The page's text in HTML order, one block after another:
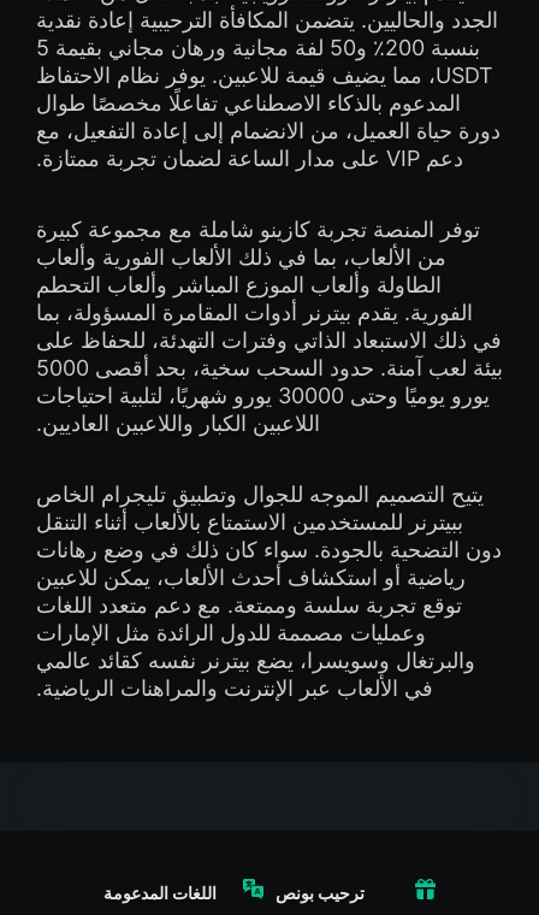
الجدد والحاليين. يتضمن المكافأة الترحيبية إعادة نقدية
بنسبة 200٪ و50 لفة مجانية ورهان مجاني بقيمة 5
USDT، مما يضيف قيمة للاعبين. يوفر نظام الاحتفاظ
المدعوم بالذكاء الاصطناعي تفاعلًا مخصصًا طوال
دورة حياة العميل، من الانضمام إلى إعادة التفعيل، مع
دعم VIP على مدار الساعة لضمان تجربة ممتازة.
توفر المنصة تجربة كازينو شاملة مع مجموعة كبيرة
من الألعاب، بما في ذلك الألعاب الفورية وألعاب
الطاولة وألعاب الموزع المباشر وألعاب التحطم
الفورية. يقدم بيترنر أدوات المقامرة المسؤولة، بما
في ذلك الاستبعاد الذاتي وفترات التهدئة، للحفاظ على
بيئة لعب آمنة. حدود السحب سخية، بحد أقصى 5000
يورو يوميًا وحتى 30000 يورو شهريًا، لتلبية احتياجات
اللاعبين الكبار واللاعبين العاديين.
يتيح التصميم الموجه للجوال وتطبيق تليجرام الخاص
ببيترنر للمستخدمين الاستمتاع بالألعاب أثناء التنقل
دون التضحية بالجودة. سواء كان ذلك في وضع رهانات
رياضية أو استكشاف أحدث الألعاب، يمكن للاعبين
توقع تجربة سلسة وممتعة. مع دعم متعدد اللغات
وعمليات مصممة للدول الرائدة مثل الإمارات
والبرتغال وسويسرا، يضع بيترنر نفسه كقائد عالمي
في الألعاب عبر الإنترنت والمراهنات الرياضية.
ترحيب بونص اللغات المدعومة